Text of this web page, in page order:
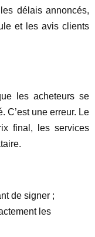
délais annoncés,
et les avis clients
les acheteurs se
C’est une erreur. Le
final, les services
de signer ;
les